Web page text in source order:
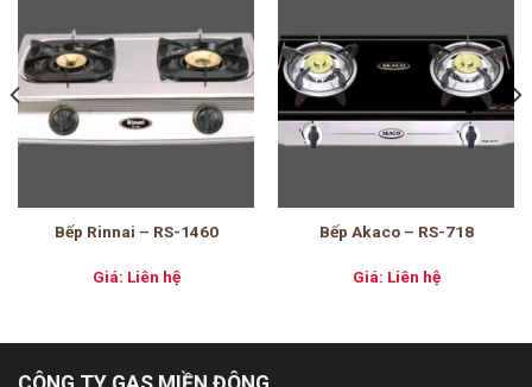
Bếp Rinnai – RS-1460
Giá: Liên hệ
Bếp Akaco – RS-718
Giá: Liên hệ